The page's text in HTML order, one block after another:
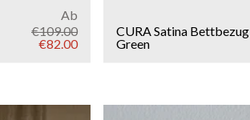
Ab
€109.00
€82.00
CURA Satina Bettbezug
Green